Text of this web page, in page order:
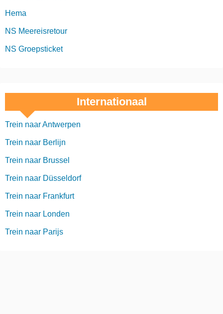
Hema
NS Meereisretour
NS Groepsticket
Internationaal
Trein naar Antwerpen
Trein naar Berlijn
Trein naar Brussel
Trein naar Düsseldorf
Trein naar Frankfurt
Trein naar Londen
Trein naar Parijs